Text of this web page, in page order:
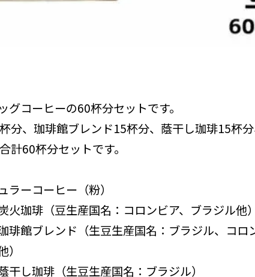
グコーヒーの60杯分セットです。
分、珈琲館ブレンド15杯分、蔭干し珈琲15杯
計60杯分セットです。
ラーコーヒー（粉）
火珈琲（豆生産国名：コロンビア、ブラジル他
琲館ブレンド（生豆生産国名：ブラジル、コロ
干し珈琲（生豆生産国名：ブラジル）